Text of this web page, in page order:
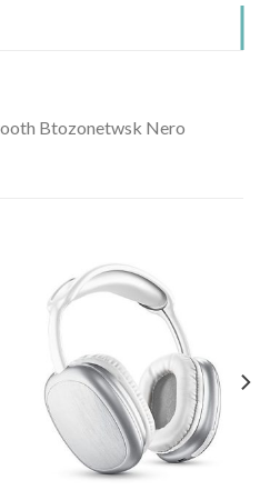
Btozonetwsk Nero